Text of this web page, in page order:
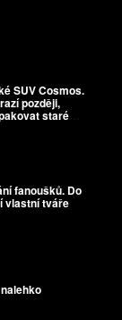
SUV Cosmos.
později,
staré
fanoušků. Do
vlastní tváře